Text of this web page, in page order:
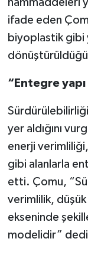
hammaddeleri
ifade eden
biyoplastik gibi
“Entegre
yer aldığını
enerji verimliliği,
gibi alanlarla
etti. Çomu,
verimlilik,
ekseninde
modelidir”